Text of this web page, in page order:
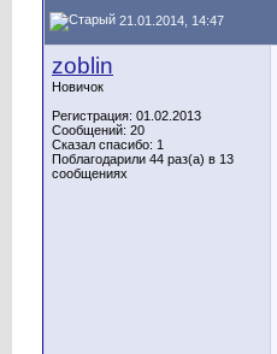
21.01.2014, 14:47
zoblin
Новичок
Регистрация: 01.02.2013
Сообщений: 20
Сказал спасибо: 1
Поблагодарили 44 раз(а) в 13
сообщениях